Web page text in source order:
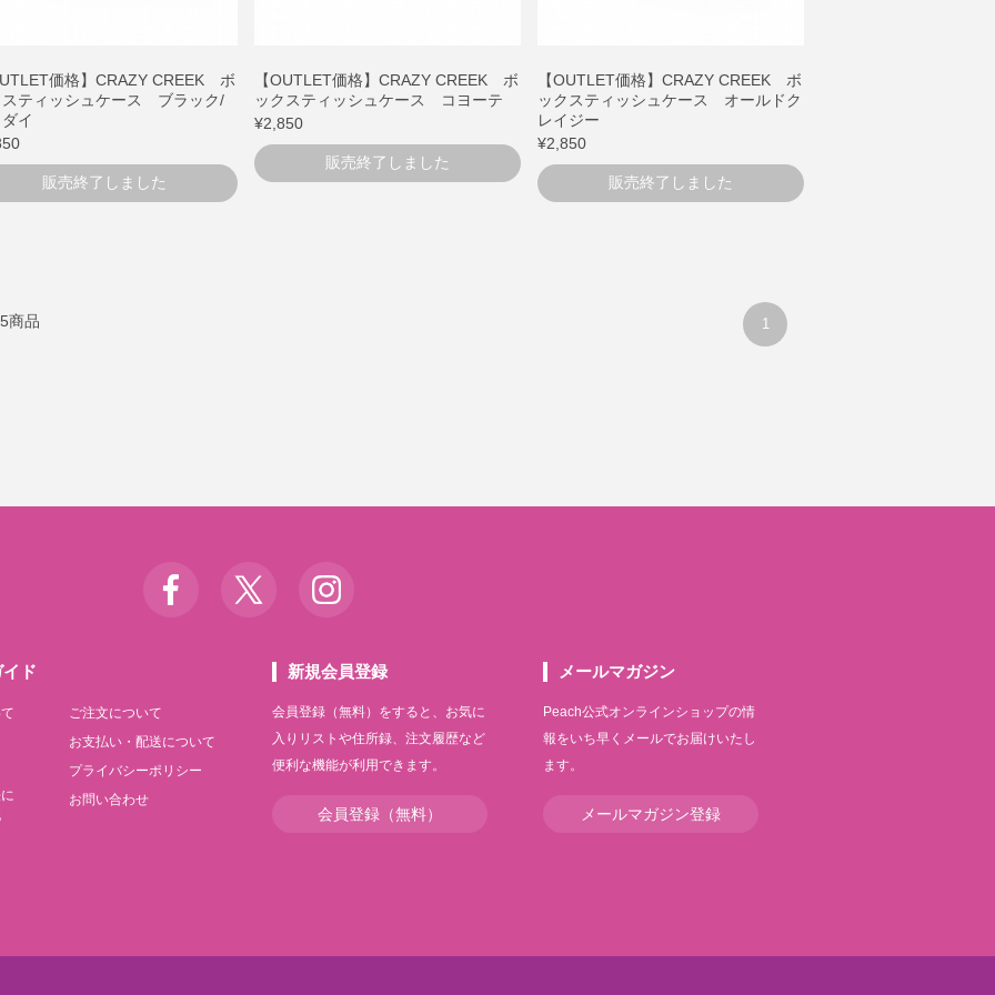
価格】CRAZY CREEK ボ
スティッシュケース ブラック/
イ
販売終了しました
【OUTLET価格】CRAZY CREEK ボ
ックスティッシュケース コヨーテ
¥2,850
販売終了しました
【OUTLET価格】CRAZY CREEK ボ
ックスティッシュケース オールドク
レイジー
¥2,850
販売終了しました
商品 1
ド
ご注文について
お支払い・配送について
プライバシーポリシー
お問い合わせ
新規会員登録
会員登録（無料）をすると、お気に
入りリストや住所録、注文履歴など
便利な機能が利用できます。
会員登録（無料）
メールマガジン
Peach公式オンラインショップの情
報をいち早くメールでお届けいたし
ます。
メールマガジン登録